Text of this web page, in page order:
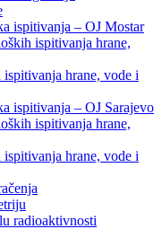
ispitivanja – OJ Mostar
ispitivanja hrane,
hrane, vode i
ispitivanja – OJ Sarajevo
ispitivanja hrane,
hrane, vode i
radioaktivnosti